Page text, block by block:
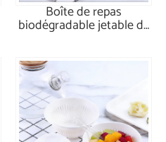
Boîte de repas
biodégradable jetable de
fécule de maïs 1000 ml